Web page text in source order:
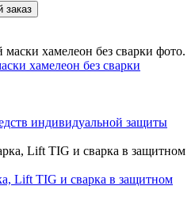
заказ
хамелеон без сварки
индивидуальной защиты
Lift TIG и сварка в защитном